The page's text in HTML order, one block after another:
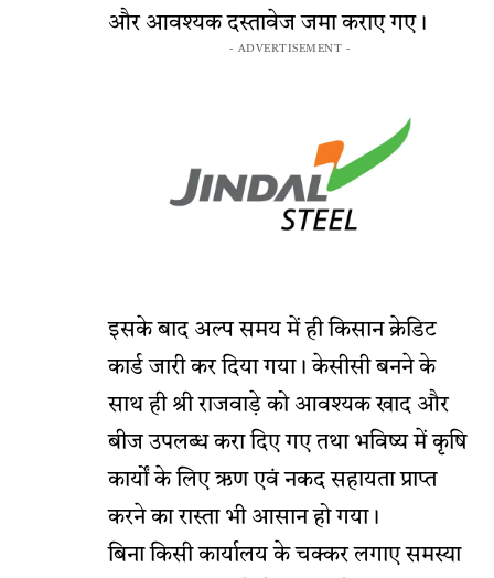
और आवश्यक दस्तावेज जमा कराए गए।
- ADVERTISEMENT -
इसके बाद अल्प समय में ही किसान क्रेडिट
कार्ड जारी कर दिया गया। केसीसी बनने के
साथ ही श्री राजवाड़े को आवश्यक खाद और
बीज उपलब्ध करा दिए गए तथा भविष्य में कृषि
कार्यों के लिए ऋण एवं नकद सहायता प्राप्त
करने का रास्ता भी आसान हो गया।
बिना किसी कार्यालय के चक्कर लगाए समस्या